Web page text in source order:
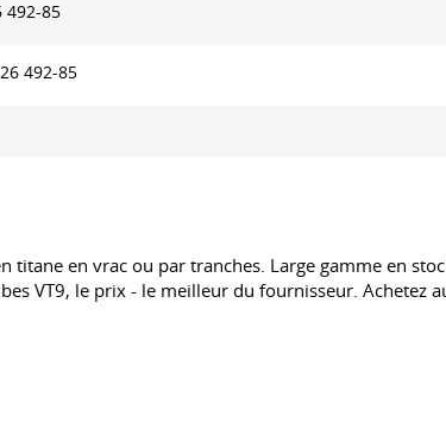
492-85
26 492-85
en vrac ou par tranches. Large gamme en
VT9, le prix - le meilleur du fournisseur. Achetez